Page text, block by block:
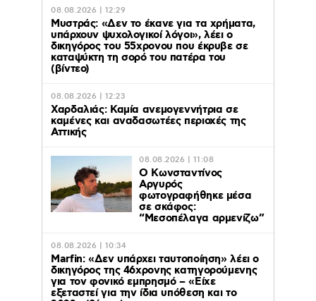
08.08.2026 | 12:29
Μυστράς: «Δεν το έκανε για τα χρήματα,
υπάρχουν ψυχολογικοί λόγοι», λέει ο
δικηγόρος του 55χρονου που έκρυβε σε
καταψύκτη τη σορό του πατέρα του
(βίντεο)
08.08.2026 | 12:23
Χαρδαλιάς: Καμία ανεμογεννήτρια σε
καμένες και αναδασωτέες περιοχές της
Αττικής
08.08.2026 | 11:08
Ο Κωνσταντίνος
Αργυρός
φωτογραφήθηκε μέσα
σε σκάφος:
“Μεσοπέλαγα αρμενίζω”
08.08.2026 | 10:34
Marfin: «Δεν υπάρχει ταυτοποίηση» λέει ο
δικηγόρος της 46χρονης κατηγορούμενης
για τον φονικό εμπρησμό – «Είχε
εξεταστεί για την ίδια υπόθεση και το